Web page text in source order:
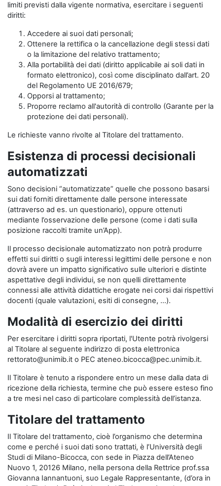
limiti previsti dalla vigente normativa, esercitare i seguenti
diritti:
Accedere ai suoi dati personali;
Ottenere la rettifica o la cancellazione degli stessi dati
o la limitazione del relativo trattamento;
Alla portabilità dei dati (diritto applicabile ai soli dati in
formato elettronico), così come disciplinato dall’art. 20
del Regolamento UE 2016/679;
Opporsi al trattamento;
Proporre reclamo all'autorità di controllo (Garante per la
protezione dei dati personali).
Le richieste vanno rivolte al Titolare del trattamento.
Esistenza di processi decisionali
automatizzati
Sono decisioni “automatizzate” quelle che possono basarsi
sui dati forniti direttamente dalle persone interessate
(attraverso ad es. un questionario), oppure ottenuti
mediante l’osservazione delle persone (come i dati sulla
posizione raccolti tramite un’App).
Il processo decisionale automatizzato non potrà produrre
effetti sui diritti o sugli interessi legittimi delle persone e non
dovrà avere un impatto significativo sulle ulteriori e distinte
aspettative degli individui, se non quelli direttamente
connessi alle attività didattiche erogate nei corsi dai rispettivi
docenti (quale valutazioni, esiti di consegne, …).
Modalità di esercizio dei diritti
Per esercitare i diritti sopra riportati, l'Utente potrà rivolgersi
al Titolare al seguente indirizzo di posta elettronica
rettorato@unimib.it o PEC ateneo.bicocca@pec.unimib.it.
Il Titolare è tenuto a rispondere entro un mese dalla data di
ricezione della richiesta, termine che può essere esteso fino
a tre mesi nel caso di particolare complessità dell’istanza.
Titolare del trattamento
Il Titolare del trattamento, cioè l’organismo che determina
come e perché i suoi dati sono trattati, è l’Università degli
Studi di Milano-Bicocca, con sede in Piazza dell’Ateneo
Nuovo 1, 20126 Milano, nella persona della Rettrice prof.ssa
Giovanna Iannantuoni, suo Legale Rappresentante, (d’ora in